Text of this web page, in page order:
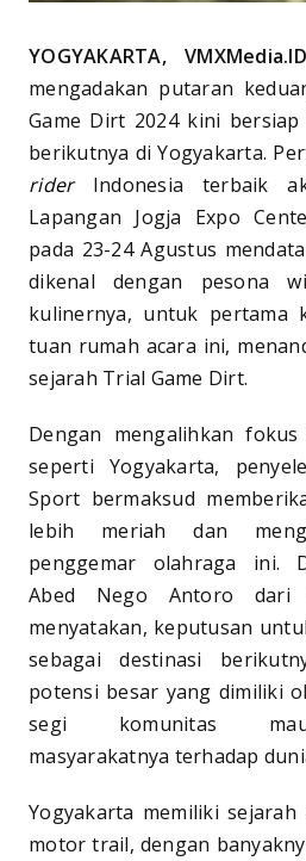
YOGYAKARTA,
mengadakan putaran
Game Dirt 2024 kini
berikutnya di Yogyakarta.
riderIndonesia terbaik
Lapangan Jogja Expo
pada 23-24 Agustus
dikenal dengan pesona
kulinernya, untuk pertama
tuan rumah acara ini,
sejarah Trial Game Dirt.
Dengan mengalihkan
seperti Yogyakarta,
Sport bermaksud
lebih meriah dan
penggemar olahraga ini.
Abed Nego Antoro dari
menyatakan, keputusan
sebagai destinasi
potensi besar yang dimiliki
segi komunitas
masyarakatnya terhadap
Yogyakarta memiliki
motor trail, dengan